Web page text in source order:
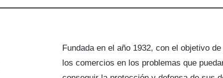
Fundada en el año 1932, con el objetivo
los comercios en los problemas que